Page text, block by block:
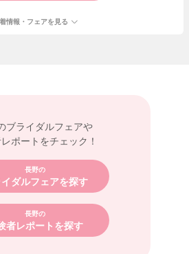
情報・フェアを見る
ブライダルフェアや
ポートをチェック！
長野の
ダルフェアを探す
長野の
者レポートを探す